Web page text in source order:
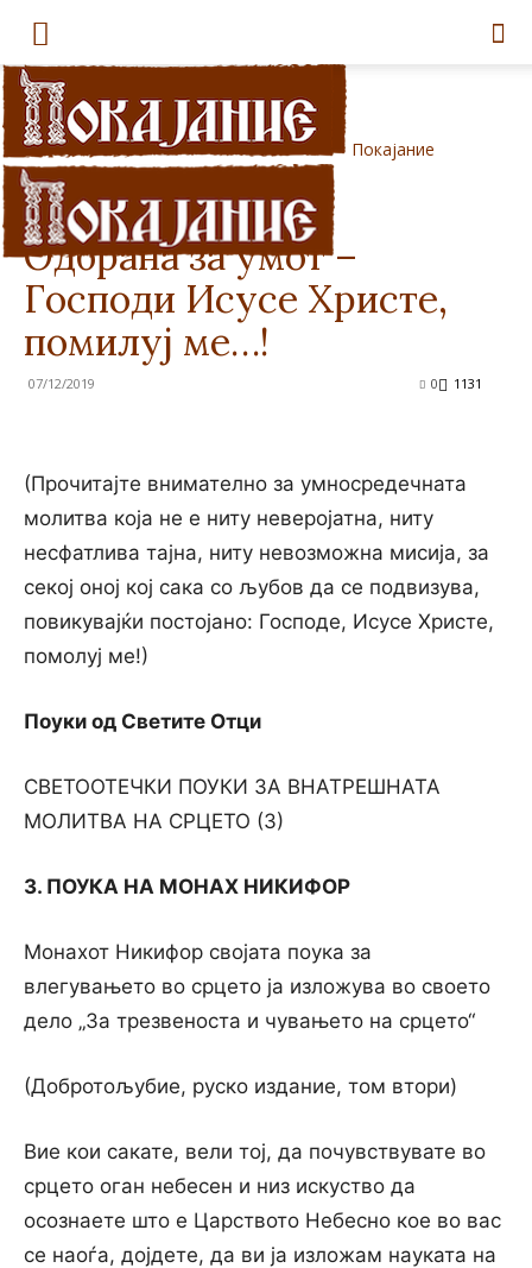
Покајание
Дома
Молитви Свети Отци
Одбрана за умот –
Господи Исусе Христе,
помилуј ме…!
07/12/2019 1131
0
(Прочитајте внимателно за умносредечната
молитва која не е ниту неверојатна, ниту
несфатлива тајна, ниту невозможна мисија, за
секој оној кој сака со љубов да се подвизува,
повикувајќи постојано: Господе, Исусе Христе,
помолуј ме!)
Поуки од Светите Отци
СВЕТООТЕЧКИ ПОУКИ ЗА ВНАТРЕШНАТА
МОЛИТВА НА СРЦЕТО (3)
3. ПОУКА НА МОНАХ НИКИФОР
Монахот Никифор својата поука за
влегувањето во срцето ја изложува во своето
дело „За трезвеноста и чувањето на срцето“
(Добротољубие, руско издание, том втори)
Вие кои сакате, вели тој, да почувствувате во
срцето оган небесен и низ искуство да
осознаете што е Царството Небесно кое во вас
се наоѓа, дојдете, да ви ја изложам науката на